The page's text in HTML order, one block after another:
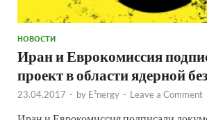
НОВОСТИ
Иран и Еврокомиссия
проект в области ядерной
23.04.2017 - by E²nergy - Leave a Comment